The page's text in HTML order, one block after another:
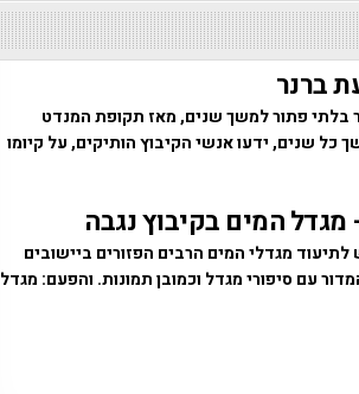
ברנר
בלתי פתור למשך שנים, מאז תקופת המנדט
לתחילת שנות ה-2000. במשך כל שנים, ידעו אנשי הקיבוץ הותיקים, על קיומו
המים בקיבוץ נגבה
מגדלי המים הרבים הפזורים ביישובים
עם סיפורי מגדל וכמובן תמונות. והפעם: מגדל